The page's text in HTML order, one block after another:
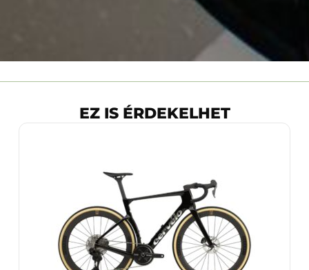
EZ IS ÉRDEKELHET